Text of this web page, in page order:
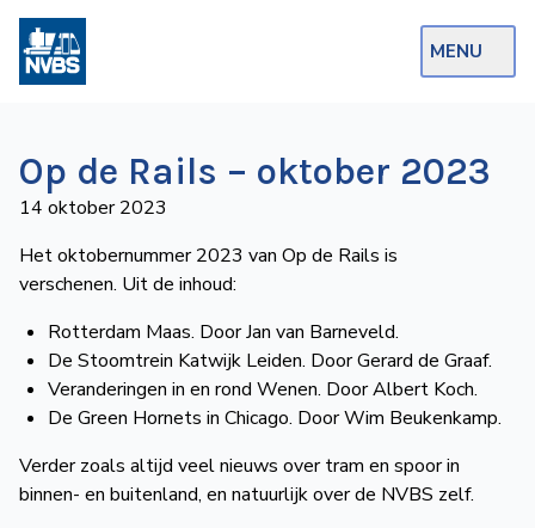
MENU
Op de Rails
Afdelingen
Excursies
Actueel
Ons
aanbod
Op de Rails – oktober 2023
14 oktober 2023
Het oktobernummer 2023 van Op de Rails is
verschenen. Uit de inhoud:
Rotterdam Maas. Door Jan van Barneveld.
De Stoomtrein Katwijk Leiden. Door Gerard de Graaf.
Veranderingen in en rond Wenen. Door Albert Koch.
De Green Hornets in Chicago. Door Wim Beukenkamp.
Verder zoals altijd veel nieuws over tram en spoor in
binnen- en buiten­land, en natuurlijk over de NVBS zelf.